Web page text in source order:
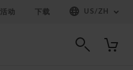
活动 下载 US/ZH